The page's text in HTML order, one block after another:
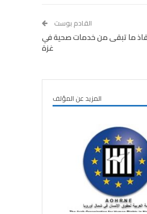
القادم بوست
ما تبقى من خدمات صحية في
غزة
المزيد عن المؤلف